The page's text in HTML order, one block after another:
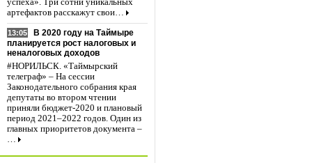
успеха». Три сотни уникальных
артефактов расскажут свои…
13:05
В 2020 году на Таймыре
планируется рост налоговых и
неналоговых доходов
#НОРИЛЬСК. «Таймырский
телеграф» – На сессии
Законодательного собрания края
депутаты во втором чтении
приняли бюджет-2020 и плановый
период 2021–2022 годов. Один из
главных приоритетов документа –
…